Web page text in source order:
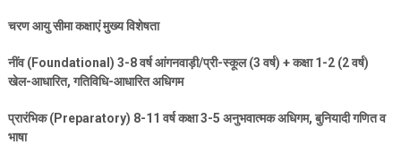
चरण आयु सीमा कक्षाएं मुख्य विशेषता
नींव (Foundational) 3-8वर्ष आंगनवाड़ी/प्री-स्कूल (3वर्ष) + कक्षा1-2 (2वर्ष)
खेल-आधारित,गतिविधि-आधारित अधिगम
प्रारंभिक (Preparatory) 8-11 वर्ष कक्षा3-5 अनुभवात्मक अधिगम,बुनियादी गणित व
भाषा